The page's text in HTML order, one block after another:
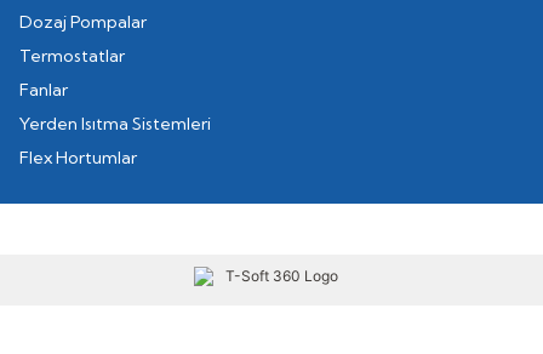
Dozaj Pompalar
Termostatlar
Fanlar
Yerden Isıtma Sistemleri
Flex Hortumlar